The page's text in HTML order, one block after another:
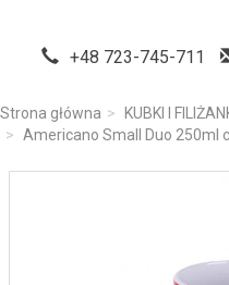
+48 723-745-711
Strona główna KUBKI I
Americano Small Duo 250ml